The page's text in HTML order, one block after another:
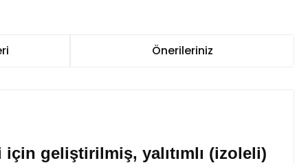
Önerileriniz
geliştirilmiş, yalıtımlı (izoleli)